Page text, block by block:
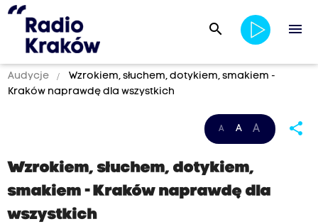
search menu
Audycje
Wzrokiem, słuchem, dotykiem, smakiem -
Kraków naprawdę dla wszystkich
A A A share
Wzrokiem, słuchem, dotykiem,
smakiem - Kraków naprawdę dla
wszystkich